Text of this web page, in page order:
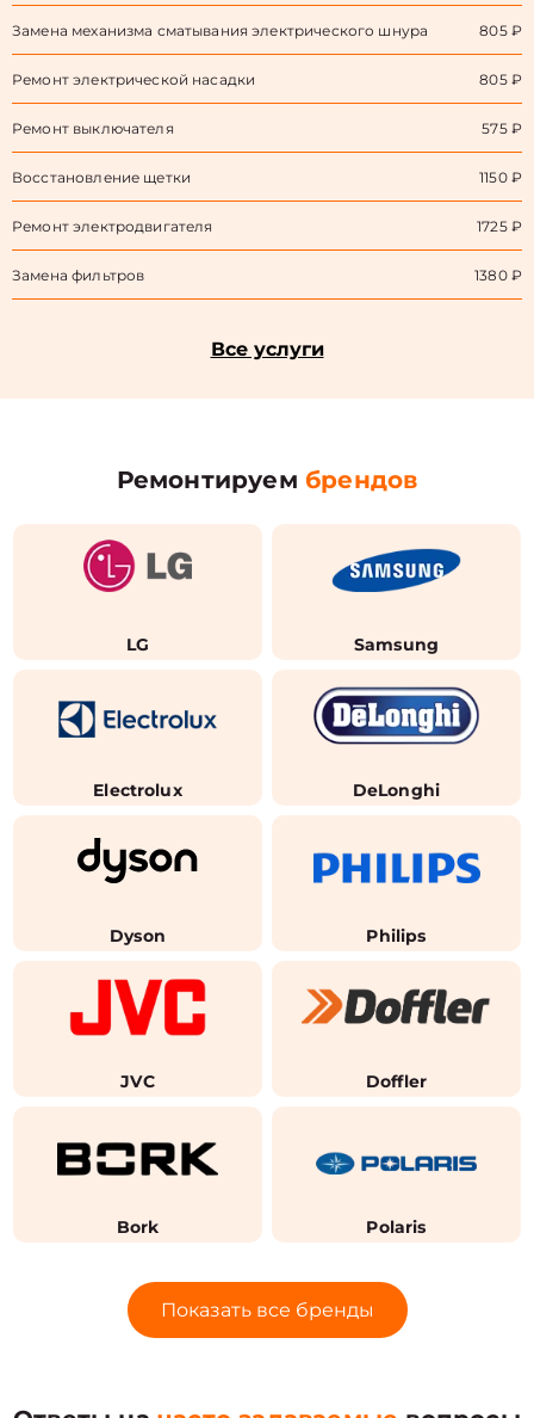
Замена механизма сматывания электрического шнура 805 ₽
Ремонт электрической насадки 805 ₽
Ремонт выключателя 575 ₽
Восстановление щетки 1150 ₽
Ремонт электродвигателя 1725 ₽
Замена фильтров 1380 ₽
Все услуги
Ремонтируем брендов
LG Samsung
Electrolux DeLonghi
Dyson Philips
JVC Doffler
Bork Polaris
Показать все бренды